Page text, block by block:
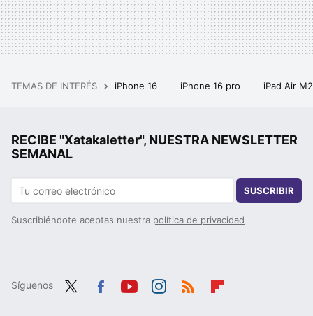
TEMAS DE INTERÉS iPhone 16 iPhone 16 pro iPad Air
RECIBE "Xatakaletter", NUESTRA NEWSLETTER
SEMANAL
SUSCRIBIR
Suscribiéndote aceptas nuestra política de privacidad
Síguenos